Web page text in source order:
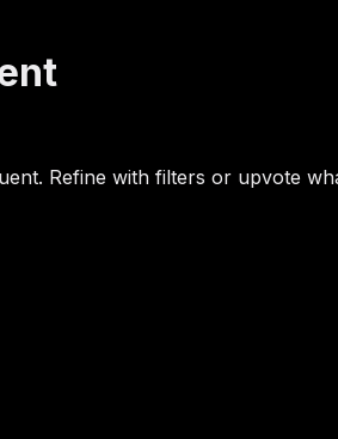
Refine with filters or upvote